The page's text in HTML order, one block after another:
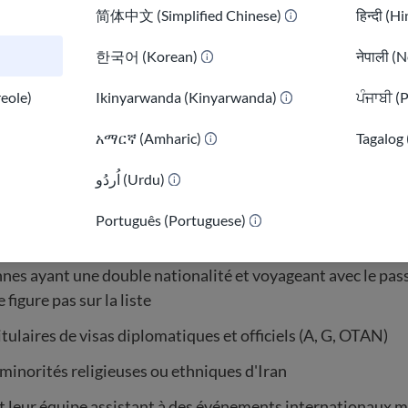
简体中文 (Simplified Chinese)
한국어 (Korean)
Ikinyarwanda (Kinyarwanda)
አማርኛ (Amharic)
اُردُو (Urdu)
Português (Portuguese)
हिन्दी
नेपाली
ਪੰਜਾਬੀ
Tagalog
sont les suivantes (c'est-à-dire que vous pouvez
cas-là) :
d’un pays concerné par l’interdiction de juin 2025 (sans
aviez un visa valide ou que vous étiez déjà aux États-
ayant une double nationalité et voyageant avec le
figure pas sur la liste
de visas diplomatiques et officiels (A, G, OTAN)
religieuses ou ethniques d'Iran